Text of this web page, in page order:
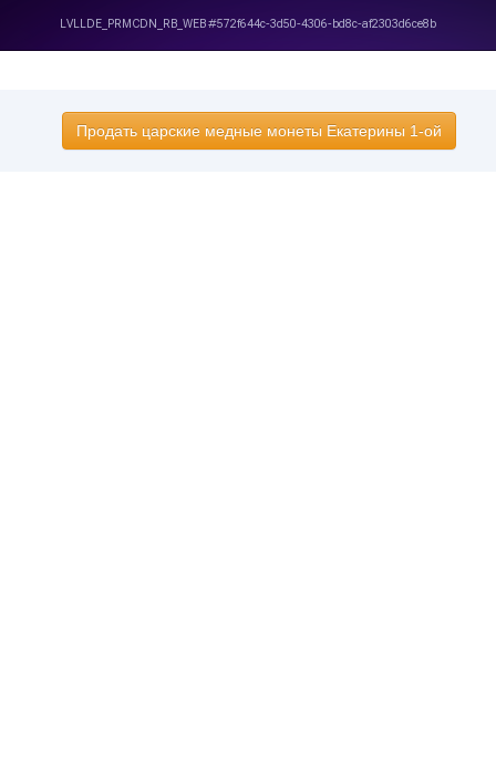
Продать царские медные монеты Екатерины 1-ой